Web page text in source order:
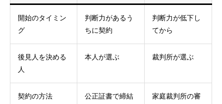
開始のタイミン
グ
判断力があるう
ちに契約
判断力が低下し
てから
後見人を決める
人
本人が選ぶ 裁判所が選ぶ
契約の方法 公正証書で締結
家庭裁判所の審